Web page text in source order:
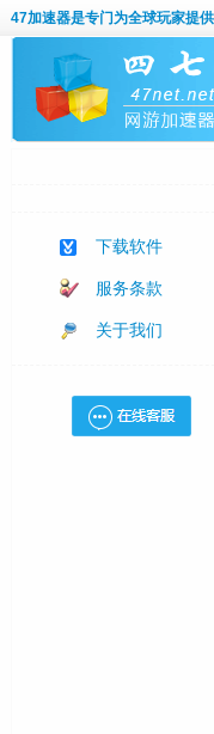
47加速器是专门为全球玩家提
下载软件
服务条款
关于我们